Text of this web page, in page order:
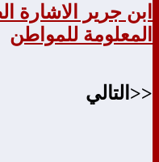
ابن جرير الاشارة
المعلومة للمواطن
<<التالي